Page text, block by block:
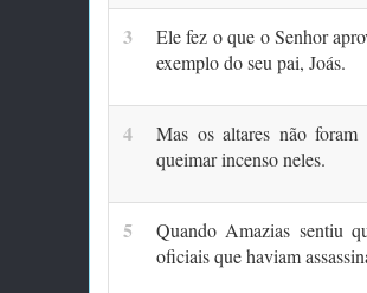
3
Ele fez o que o Senhor
exemplo do seu pai, Joás.
4
Mas os altares não
queimar incenso neles.
5
Quando Amazias sentiu
oficiais que haviam